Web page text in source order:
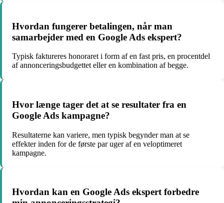
Hvordan fungerer betalingen, når man
samarbejder med en Google Ads ekspert?
Typisk faktureres honoraret i form af en fast pris, en procentdel
af annonceringsbudgettet eller en kombination af begge.
Hvor længe tager det at se resultater fra en
Google Ads kampagne?
Resultaterne kan variere, men typisk begynder man at se
effekter inden for de første par uger af en veloptimeret
kampagne.
Hvordan kan en Google Ads ekspert forbedre